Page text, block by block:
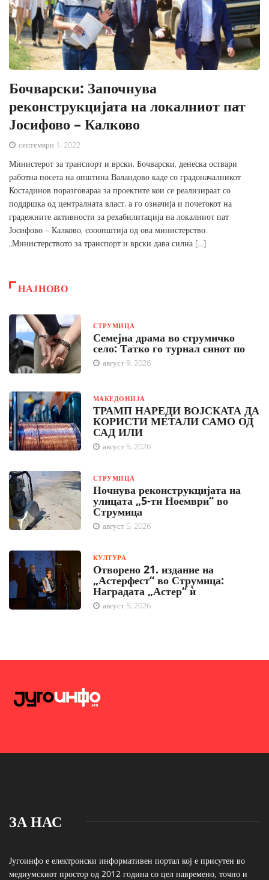
Бочварски: Започнува
реконструкцијата на локалниот пат
Јосифово – Калково
септември 1, 2022
Министерот за транспорт и врски, Бочварски, денеска оствари
работна посета на општина Валандово каде со градоначалникот
Костадинов поразговараа за проектите кои се реализираат со
поддршка од централната власт, а го означија и почетокот на
градежните активности за рехабилитација на локалниот пат
Јосифово – Калково, сооопштија од ова министерство.
„Министерството за транспорт и врски дава силна […]
НАЈНОВО
СТРУМИЦА
Семејна драма во струмичко
село: Татко го турнал синот по
август 9, 2026
МАКЕДОНИЈА
ТРАМП НАРЕДИ ВОЈСКАТА ДА
КОРИСТИ МЕТАЛИ САМО ОД
САД ИЛИ
август 5, 2026
СТРУМИЦА
Почнува реконструкцијата на
улицата „5-ти Ноември“ во
Струмица
август 5, 2026
КУЛТУРА
Отворено 21. издание на
„Астерфест“ во Струмица:
Наградата „Астер“ ѝ
август 5, 2026
ЗА НАС
Југоинфо е електронски информативен портал кој е присутен во
медиумскиот простор од 2012 година со цел навремено, точно и